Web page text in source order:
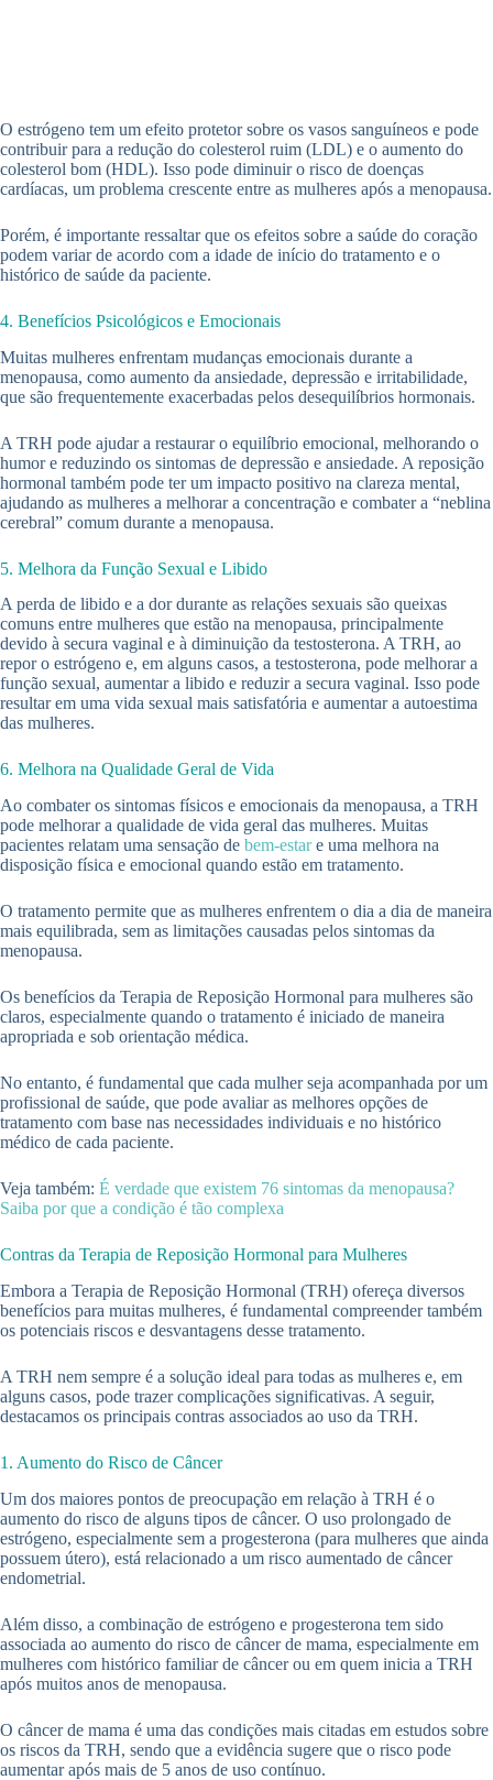
O estrógeno tem um efeito protetor sobre os vasos sanguíneos e pode
contribuir para a redução do colesterol ruim (LDL) e o aumento do
colesterol bom (HDL). Isso pode diminuir o risco de doenças
cardíacas, um problema crescente entre as mulheres após a menopausa.
Porém, é importante ressaltar que os efeitos sobre a saúde do coração
podem variar de acordo com a idade de início do tratamento e o
histórico de saúde da paciente.
4. Benefícios Psicológicos e Emocionais
Muitas mulheres enfrentam mudanças emocionais durante a
menopausa, como aumento da ansiedade, depressão e irritabilidade,
que são frequentemente exacerbadas pelos desequilíbrios hormonais.
A TRH pode ajudar a restaurar o equilíbrio emocional, melhorando o
humor e reduzindo os sintomas de depressão e ansiedade. A reposição
hormonal também pode ter um impacto positivo na clareza mental,
ajudando as mulheres a melhorar a concentração e combater a “neblina
cerebral” comum durante a menopausa.
5. Melhora da Função Sexual e Libido
A perda de libido e a dor durante as relações sexuais são queixas
comuns entre mulheres que estão na menopausa, principalmente
devido à secura vaginal e à diminuição da testosterona. A TRH, ao
repor o estrógeno e, em alguns casos, a testosterona, pode melhorar a
função sexual, aumentar a libido e reduzir a secura vaginal. Isso pode
resultar em uma vida sexual mais satisfatória e aumentar a autoestima
das mulheres.
6. Melhora na Qualidade Geral de Vida
Ao combater os sintomas físicos e emocionais da menopausa, a TRH
pode melhorar a qualidade de vida geral das mulheres. Muitas
pacientes relatam uma sensação de bem-estare uma melhora na
disposição física e emocional quando estão em tratamento.
O tratamento permite que as mulheres enfrentem o dia a dia de maneira
mais equilibrada, sem as limitações causadas pelos sintomas da
menopausa.
Os benefícios da Terapia de Reposição Hormonal para mulheres são
claros, especialmente quando o tratamento é iniciado de maneira
apropriada e sob orientação médica.
No entanto, é fundamental que cada mulher seja acompanhada por um
profissional de saúde, que pode avaliar as melhores opções de
tratamento com base nas necessidades individuais e no histórico
médico de cada paciente.
Veja também: É verdade que existem 76 sintomas da menopausa?
Saiba por que a condição é tão complexa
Contras da Terapia de Reposição Hormonal para Mulheres
Embora a Terapia de Reposição Hormonal (TRH) ofereça diversos
benefícios para muitas mulheres, é fundamental compreender também
os potenciais riscos e desvantagens desse tratamento.
A TRH nem sempre é a solução ideal para todas as mulheres e, em
alguns casos, pode trazer complicações significativas. A seguir,
destacamos os principais contras associados ao uso da TRH.
1. Aumento do Risco de Câncer
Um dos maiores pontos de preocupação em relação à TRH é o
aumento do risco de alguns tipos de câncer. O uso prolongado de
estrógeno, especialmente sem a progesterona (para mulheres que ainda
possuem útero), está relacionado a um risco aumentado de câncer
endometrial.
Além disso, a combinação de estrógeno e progesterona tem sido
associada ao aumento do risco de câncer de mama, especialmente em
mulheres com histórico familiar de câncer ou em quem inicia a TRH
após muitos anos de menopausa.
O câncer de mama é uma das condições mais citadas em estudos sobre
os riscos da TRH, sendo que a evidência sugere que o risco pode
aumentar após mais de 5 anos de uso contínuo.